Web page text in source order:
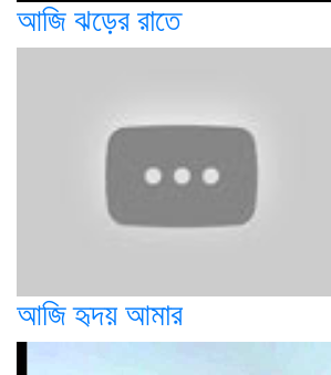
আজি ঝড়ের রাতে
আজি হৃদয় আমার